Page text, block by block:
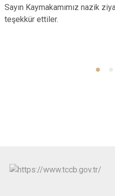
Sayın Kaymakamımız nazik
teşekkür ettiler.